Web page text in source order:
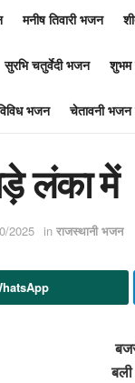
मनीष तिवारी भजन
सुरभि चतुर्वेदी भजन
भजन चेतावनी भजन
लंका में
2025 in राजस्थानी भजन